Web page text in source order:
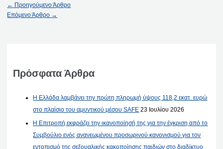
← Προηγούμενο Άρθρο
Επόμενο Άρθρο →
Πρόσφατα Άρθρα
Η Ελλάδα λαμβάνει την πρώτη πληρωμή ύψους 118,2 εκατ. ευρώ
στο πλαίσιο του αμυντικού μέσου SAFE 23 Ιουλίου 2026
Η Επιτροπή εκφράζει την ικανοποίησή της για την έγκριση από το
Συμβούλιο ενός ανανεωμένου προσωρινού κανονισμού για τον
εντοπισμό της σεξουαλικής κακοποίησης παιδιών στο διαδίκτυο